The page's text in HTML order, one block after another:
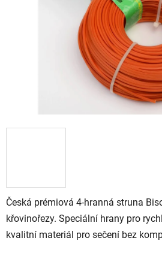
Česká prémiová 4-hranná struna
křovinořezy. Speciální hrany pro
kvalitní materiál pro sečení bez